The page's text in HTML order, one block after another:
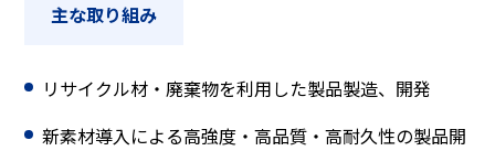
主な取り組み
リサイクル材・廃棄物を利用した製品製造、開発
新素材導入による高強度・高品質・高耐久性の製品開